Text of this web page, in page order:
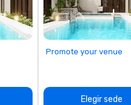
arrivals Ideal for: Corporate
Events & Conferences Weddings
& Rehearsal Dinners Music & Food
Church & School Group Trips
surrounding states.
Promote your venue
Elegir sede